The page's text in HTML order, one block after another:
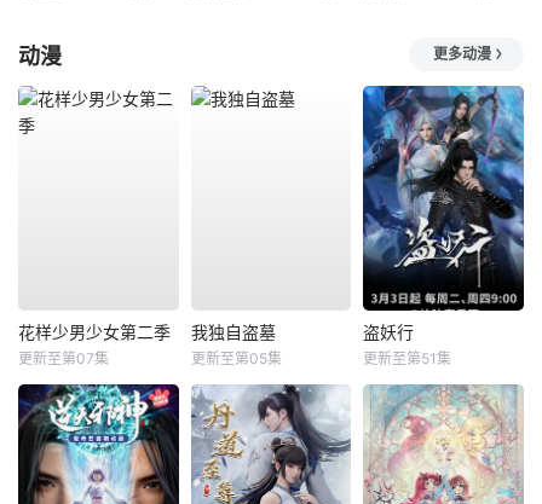
动漫 更多动漫
花样少男少女第二季
更新至第07集
我独自盗墓
更新至第05集
盗妖行
更新至第51集